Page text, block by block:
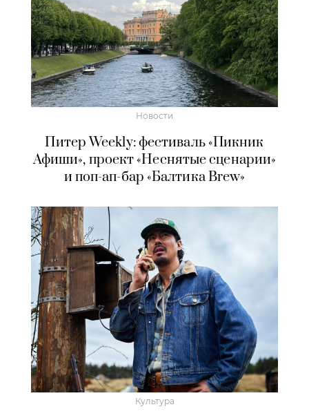
Новости
Питер Weekly: фестиваль «Пикник
Афиши», проект «Неснятые сценарии»
и поп-ап-бар «Балтика Brew»
Культура